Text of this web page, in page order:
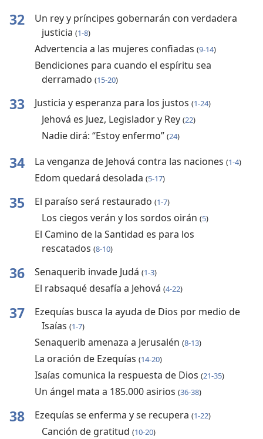
32
Un rey y príncipes gobernarán con verdadera
justicia (1-8)
Advertencia a las mujeres confiadas (9-14)
Bendiciones para cuando el espíritu sea
derramado (15-20)
33 Justicia y esperanza para los justos (1-24)
Jehová es Juez, Legislador y Rey (22)
Nadie dirá: “Estoy enfermo” (24)
34 La venganza de Jehová contra las naciones (1-4)
Edom quedará desolada (5-17)
35 El paraíso será restaurado (1-7)
Los ciegos verán y los sordos oirán (5)
El Camino de la Santidad es para los
rescatados (8-10)
36 Senaquerib invade Judá (1-3)
El rabsaqué desafía a Jehová (4-22)
37
Ezequías busca la ayuda de Dios por medio de
Isaías (1-7)
Senaquerib amenaza a Jerusalén (8-13)
La oración de Ezequías (14-20)
Isaías comunica la respuesta de Dios (21-35)
Un ángel mata a 185.000 asirios (36-38)
38 Ezequías se enferma y se recupera (1-22)
Canción de gratitud (10-20)